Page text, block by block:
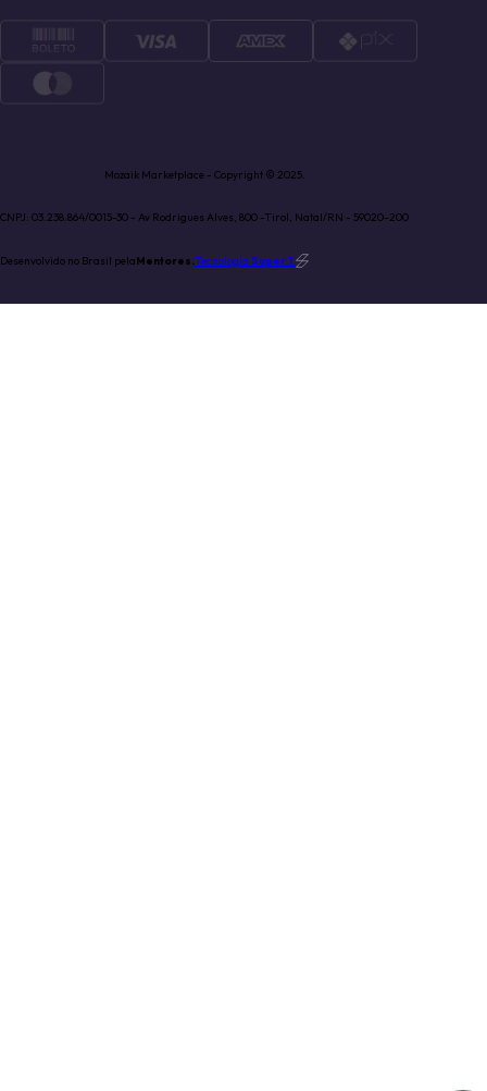
Mozaik Marketplace - Copyright © 2025.
CNPJ: 03.238.864/0015-30 - Av Rodrigues Alves, 800 -Tirol, Natal/RN - 59020-200
Desenvolvido no Brasil pelaMentores.Tecnologia Super 1.